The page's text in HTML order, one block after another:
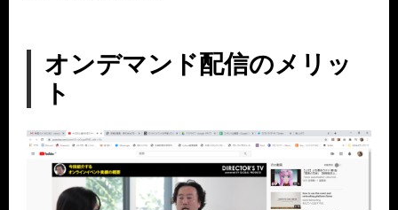
オンデマンド配信のメリッ
ト